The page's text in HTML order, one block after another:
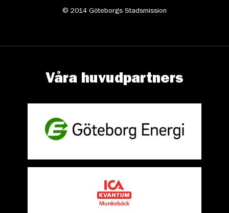
© 2014 Göteborgs Stadsmission
Våra huvudpartners